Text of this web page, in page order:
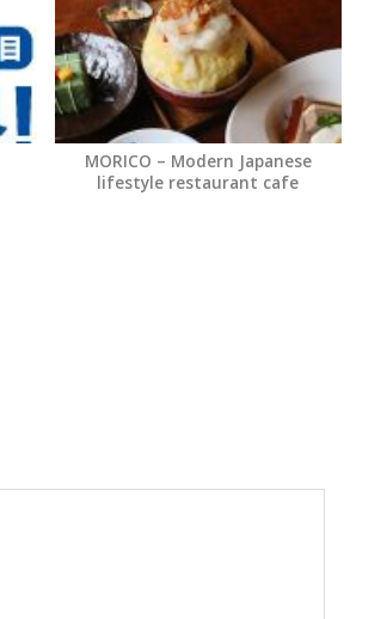
MORICO – Modern Japanese
lifestyle restaurant cafe